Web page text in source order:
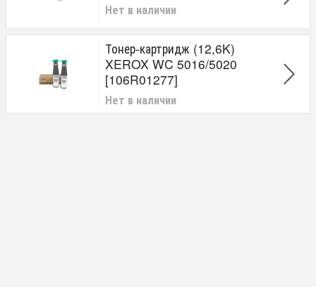
Нет в наличии
Тонер-картридж (12,6K)
XEROX WC 5016/5020
[106R01277]
Нет в наличии